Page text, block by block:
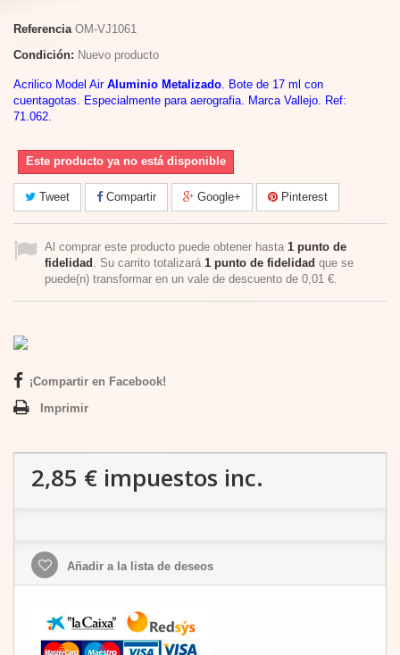
Referencia OM-VJ1061
Condición: Nuevo producto
Acrilico Model AirAluminio Metalizado. Bote de 17 ml con
cuentagotas. Especialmente para aerografia. Marca Vallejo. Ref:
71.062.
Este producto ya no está disponible
Tweet Compartir Google+ Pinterest
Al comprar este producto puede obtener hasta 1 punto de
fidelidad . Su carrito totalizará 1 punto de fidelidad que se
puede(n) transformar en un vale de descuento de 0,01 €.
¡Compartir en Facebook!
Imprimir
2,85 € impuestos inc.
Añadir a la lista de deseos